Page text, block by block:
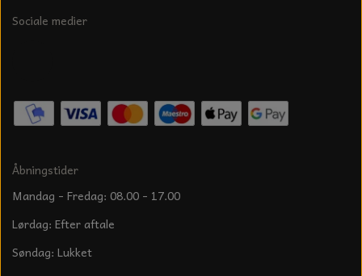
Sociale medier
Åbningstider
Mandag - Fredag: 08.00 - 17.00
Lørdag: Efter aftale
Søndag: Lukket